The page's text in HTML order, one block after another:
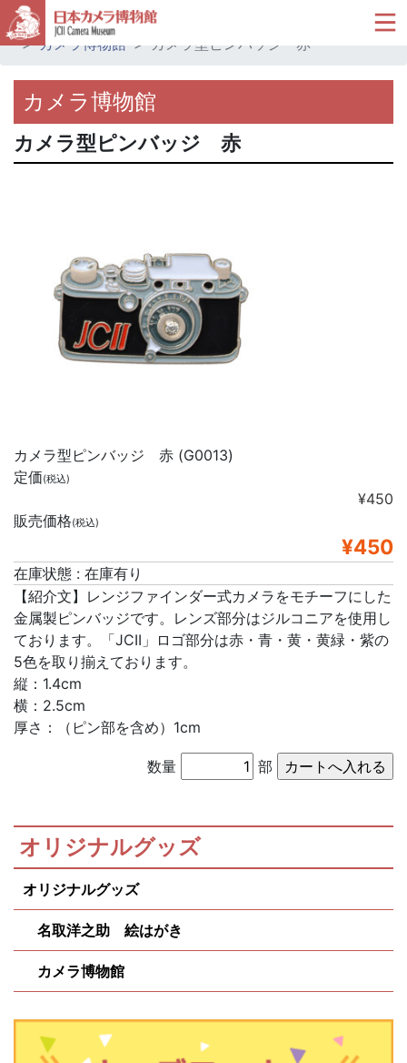
ホーム ミュージアムショップ
カメラ博物館
カメラ型ピンバッジ 赤
カメラ博物館
カメラ型ピンバッジ 赤
カメラ型ピンバッジ 赤 (G0013)
定価(税込)
¥450
販売価格(税込)
¥450
在庫状態 : 在庫有り
【紹介文】レンジファインダー式カメラをモチーフにした
金属製ピンバッジです。レンズ部分はジルコニアを使用し
ております。「JCII」ロゴ部分は赤・青・黄・黄緑・紫の
5色を取り揃えております。
縦：1.4cm
横：2.5cm
厚さ：（ピン部を含め）1cm
数量 部
オリジナルグッズ
オリジナルグッズ
名取洋之助 絵はがき
カメラ博物館